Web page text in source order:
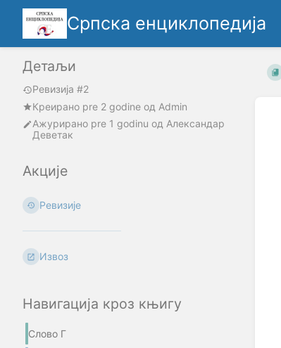
Српска енциклопедија
Детаљи
Ревизија #2
Креирано pre 2 godine oд Admin
Ажурирано pre 1 godinu од Александар
Деветак
Акције
Ревизије
Извоз
Навигација кроз књигу
Слово Г